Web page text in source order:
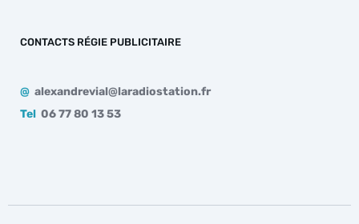
CONTACTS RÉGIE PUBLICITAIRE
@ alexandrevial@laradiostation.fr
Tel 06 77 80 13 53